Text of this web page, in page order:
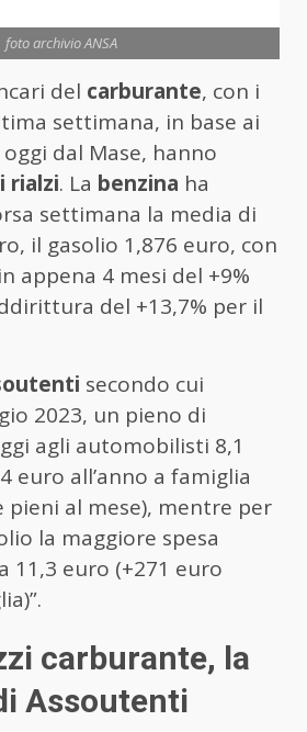
foto archivio ANSA
del carburante, con i
settimana, in base ai
dal Mase, hanno
rialzi. La benzina ha
settimana la media di
il gasolio 1,876 euro, con
appena 4 mesi del +9%
del +13,7% per il
secondo cui
2023, un pieno di
agli automobilisti 8,1
euro all’anno a famiglia
pieni al mese), mentre per
la maggiore spesa
11,3 euro (+271 euro
carburante, la
Assoutenti